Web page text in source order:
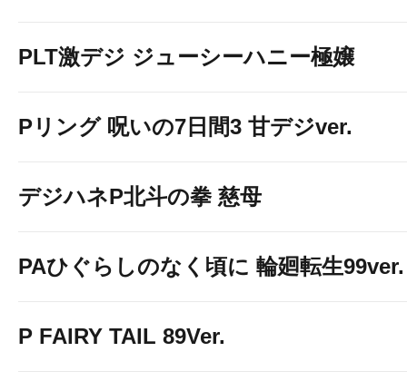
PLT激デジ ジューシーハニー極嬢
Pリング 呪いの7日間3 甘デジver.
デジハネP北斗の拳 慈母
PAひぐらしのなく頃に 輪廻転生99ver.
P FAIRY TAIL 89Ver.